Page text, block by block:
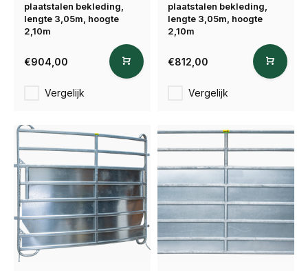
plaatstalen bekleding,
lengte 3,05m, hoogte
2,10m
€904,00
Vergelijk
plaatstalen bekleding,
lengte 3,05m, hoogte
2,10m
€812,00
Vergelijk